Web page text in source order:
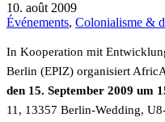
10. août 2009
Événements, Colonialisme &
In Kooperation mit
Berlin (EPIZ) organisiert
den 15. September 2009 um
11, 13357 Berlin-Wedding,